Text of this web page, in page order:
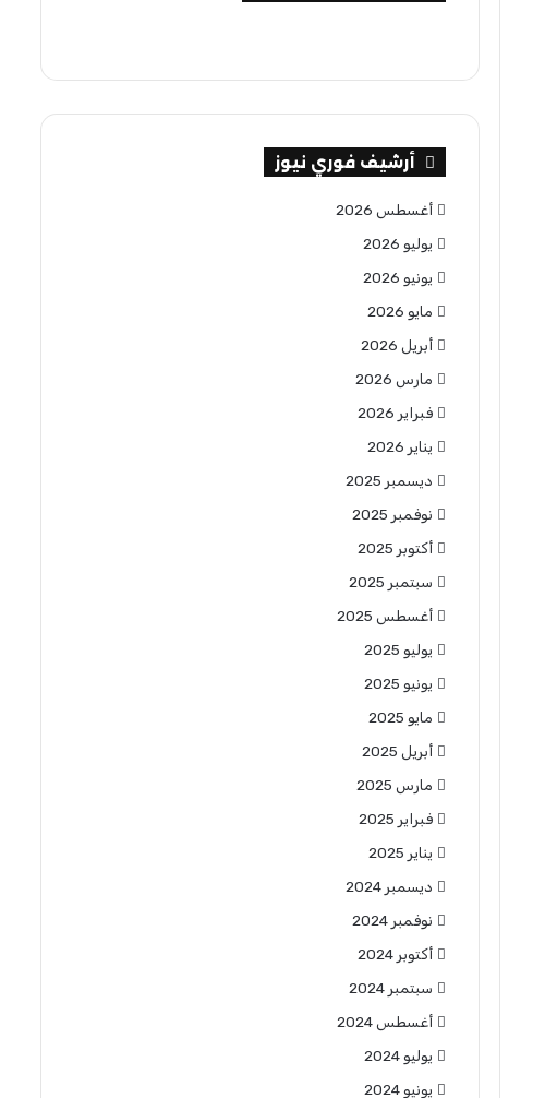
أرشيف فوري نيوز
أغسطس 2026
يوليو 2026
يونيو 2026
مايو 2026
أبريل 2026
مارس 2026
فبراير 2026
يناير 2026
ديسمبر 2025
نوفمبر 2025
أكتوبر 2025
سبتمبر 2025
أغسطس 2025
يوليو 2025
يونيو 2025
مايو 2025
أبريل 2025
مارس 2025
فبراير 2025
يناير 2025
ديسمبر 2024
نوفمبر 2024
أكتوبر 2024
سبتمبر 2024
أغسطس 2024
يوليو 2024
يونيو 2024